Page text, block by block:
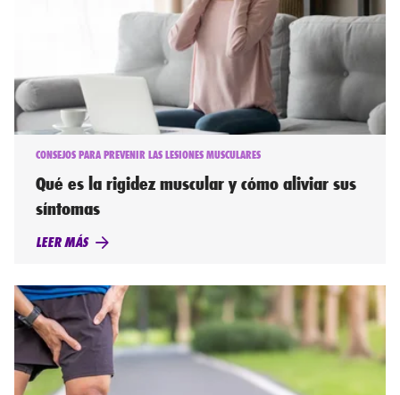
CONSEJOS PARA PREVENIR LAS LESIONES MUSCULARES
Qué es la rigidez muscular y cómo aliviar sus
síntomas
LEER MÁS